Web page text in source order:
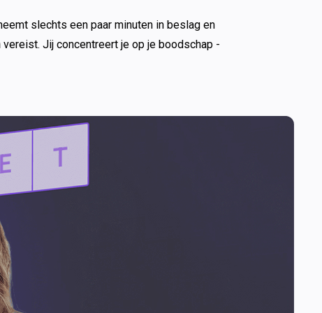
slechts een paar minuten in beslag en
Jij concentreert je op je boodschap -